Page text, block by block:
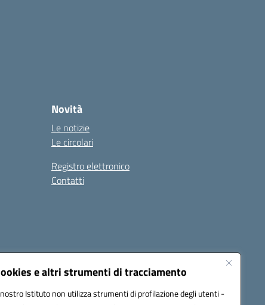
e altri strumenti di tracciamento
Istituto non utilizza strumenti di profilazione degli utenti -
Novità
Le notizie
Le circolari
Registro elettronico
Contatti